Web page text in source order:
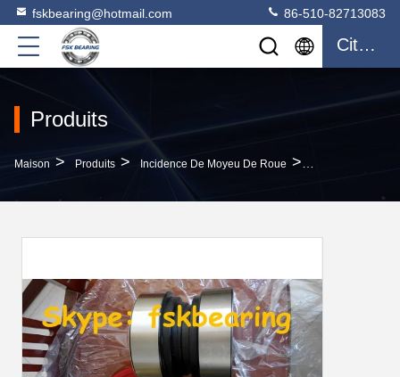
fskbearing@hotmail.com 86-510-82713083
Citation
Produits
Maison > Produits > Incidence De Moyeu De Roue >